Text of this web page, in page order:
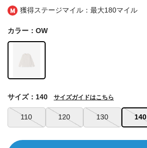
獲得ステージマイル：最大180マイル
カラー：OW
110 120 130 140
サイズ：140 サイズガイドはこちら